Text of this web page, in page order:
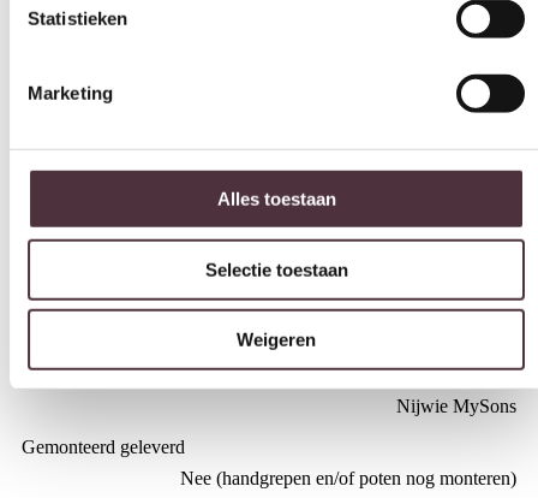
Statistieken
Marketing
Alles toestaan
Selectie toestaan
Weigeren
Kleur
Acacia black
Materiaal
Acaciahout
Diepte (cm)
Hoogte (cm)
Merk
Nijwie MySons
Gemonteerd geleverd
Nee (handgrepen en/of poten nog monteren)